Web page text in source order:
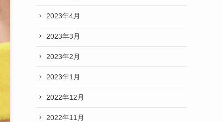
2023年4月
2023年3月
2023年2月
2023年1月
2022年12月
2022年11月